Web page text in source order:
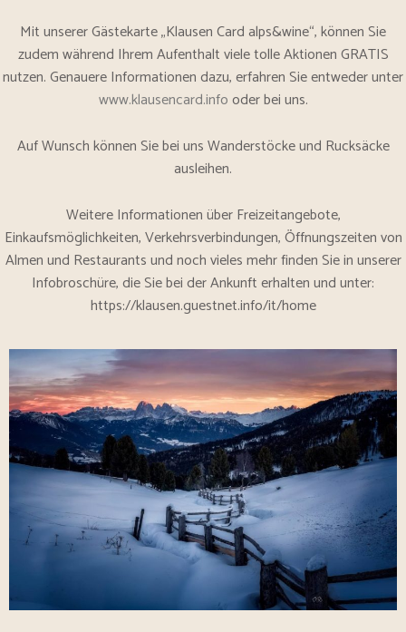
Mit unserer Gästekarte „Klausen Card alps&wine“, können Sie
zudem während Ihrem Aufenthalt viele tolle Aktionen GRATIS
nutzen. Genauere Informationen dazu, erfahren Sie entweder unter
www.klausencard.infooder bei uns.
Auf Wunsch können Sie bei uns Wanderstöcke und Rucksäcke
ausleihen.
Weitere Informationen über Freizeitangebote,
Einkaufsmöglichkeiten, Verkehrsverbindungen, Öffnungszeiten von
Almen und Restaurants und noch vieles mehr finden Sie in unserer
Infobroschüre, die Sie bei der Ankunft erhalten und unter:
https://klausen.guestnet.info/it/home